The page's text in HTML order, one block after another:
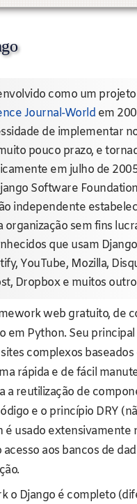
como um
Journal-World em
de implementar
pouco prazo, e
em julho de
Software
independente
organização sem fins
que usam
YouTube, Mozilla,
Dropbox e muitos
web gratuito, de
em Python. Seu
complexos
rápida e de fácil
a reutilização de
e o princípio DRY
é usado extensivamente
aos bancos de
o Django é completo